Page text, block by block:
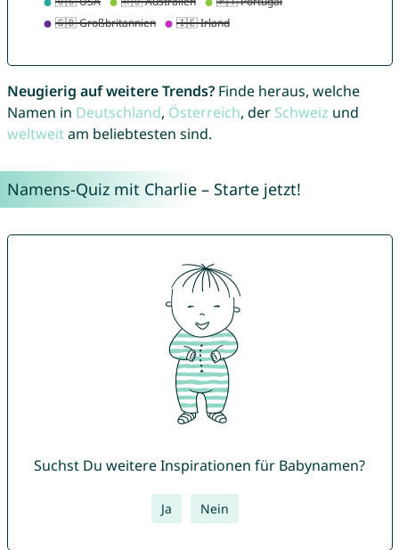
Neugierig auf weitere Trends?Finde heraus, welche
Namen in Deutschland, Österreich, der Schweiz und
weltweitam beliebtesten sind.
Namens-Quiz mit Charlie – Starte jetzt!
Suchst Du weitere Inspirationen für Babynamen?
Ja Nein